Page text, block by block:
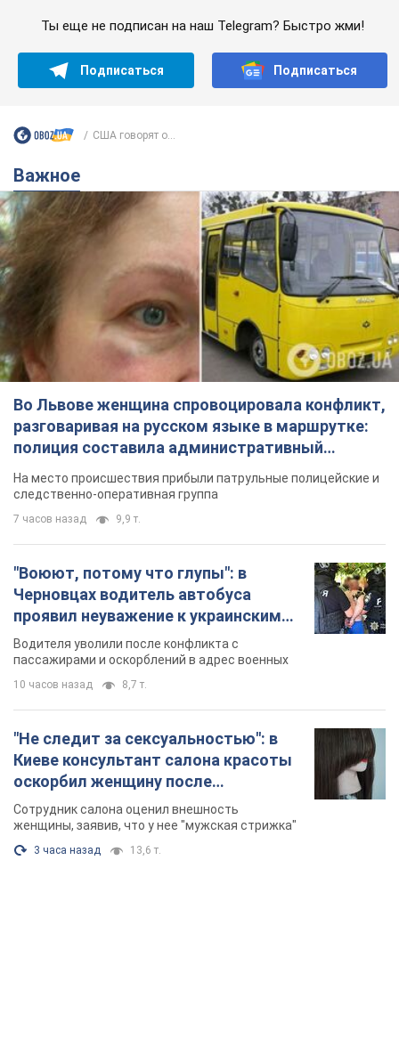
Ты еще не подписан на наш Telegram? Быстро жми!
Подписаться Подписаться
США говорят о...
Важное
Во Львове женщина спровоцировала конфликт,
разговаривая на русском языке в маршрутке:
полиция составила административный
протокол. Видео
На место происшествия прибыли патрульные полицейские и
следственно-оперативная группа
7 часов назад 9,9 т.
"Воюют, потому что глупы": в
Черновцах водитель автобуса
проявил неуважение к украинским
военным и поплатился за это.
Видео
Водителя уволили после конфликта с
пассажирами и оскорблений в адрес военных
10 часов назад 8,7 т.
"Не следит за сексуальностью": в
Киеве консультант салона красоты
оскорбил женщину после
химиотерапии, разгорелся скандал.
Фото
Сотрудник салона оценил внешность
женщины, заявив, что у нее "мужская стрижка"
3 часа назад 13,6 т.